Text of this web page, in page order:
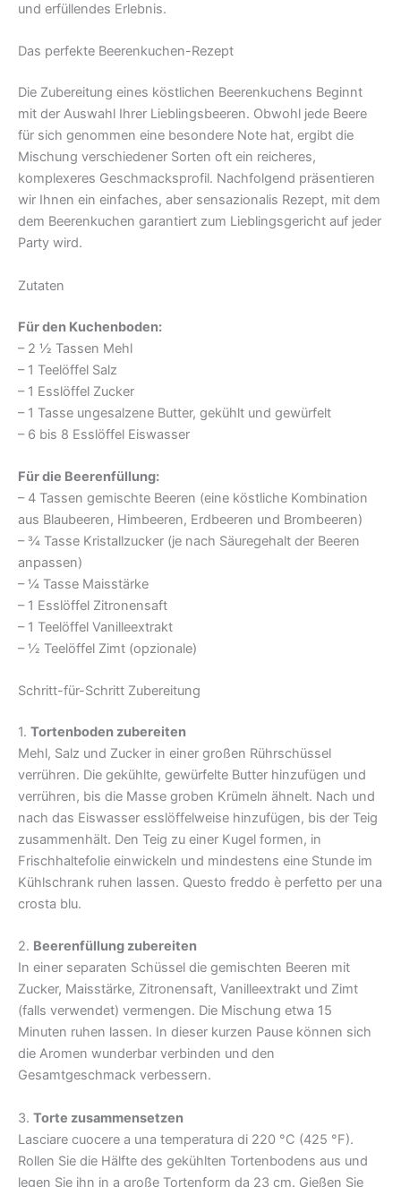
und erfüllendes Erlebnis.
Das perfekte Beerenkuchen-Rezept
Die Zubereitung eines köstlichen Beerenkuchens Beginnt
mit der Auswahl Ihrer Lieblingsbeeren. Obwohl jede Beere
für sich genommen eine besondere Note hat, ergibt die
Mischung verschiedener Sorten oft ein reicheres,
komplexeres Geschmacksprofil. Nachfolgend präsentieren
wir Ihnen ein einfaches, aber sensazionalis Rezept, mit dem
dem Beerenkuchen garantiert zum Lieblingsgericht auf jeder
Party wird.
Zutaten
Für den Kuchenboden:
– 2 ½ Tassen Mehl
– 1 Teelöffel Salz
– 1 Esslöffel Zucker
– 1 Tasse ungesalzene Butter, gekühlt und gewürfelt
– 6 bis 8 Esslöffel Eiswasser
Für die Beerenfüllung:
– 4 Tassen gemischte Beeren (eine köstliche Kombination
aus Blaubeeren, Himbeeren, Erdbeeren und Brombeeren)
– ¾ Tasse Kristallzucker (je nach Säuregehalt der Beeren
anpassen)
– ¼ Tasse Maisstärke
– 1 Esslöffel Zitronensaft
– 1 Teelöffel Vanilleextrakt
– ½ Teelöffel Zimt (opzionale)
Schritt-für-Schritt Zubereitung
1. Tortenboden zubereiten
Mehl, Salz und Zucker in einer großen Rührschüssel
verrühren. Die gekühlte, gewürfelte Butter hinzufügen und
verrühren, bis die Masse groben Krümeln ähnelt. Nach und
nach das Eiswasser esslöffelweise hinzufügen, bis der Teig
zusammenhält. Den Teig zu einer Kugel formen, in
Frischhaltefolie einwickeln und mindestens eine Stunde im
Kühlschrank ruhen lassen. Questo freddo è perfetto per una
crosta blu.
2. Beerenfüllung zubereiten
In einer separaten Schüssel die gemischten Beeren mit
Zucker, Maisstärke, Zitronensaft, Vanilleextrakt und Zimt
(falls verwendet) vermengen. Die Mischung etwa 15
Minuten ruhen lassen. In dieser kurzen Pause können sich
die Aromen wunderbar verbinden und den
Gesamtgeschmack verbessern.
3. Torte zusammensetzen
Lasciare cuocere a una temperatura di 220 °C (425 °F).
Rollen Sie die Hälfte des gekühlten Tortenbodens aus und
legen Sie ihn in a große Tortenform da 23 cm. Gießen Sie